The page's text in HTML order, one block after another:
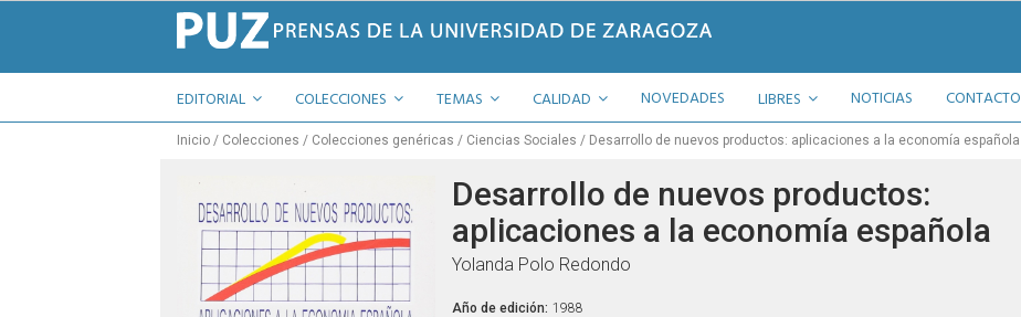
EDITORIAL COLECCIONES TEMAS CALIDAD NOVEDADES LIBRES NOTICIAS CONTACTO
Inicio Colecciones Colecciones genéricas Ciencias Sociales Desarrollo de nuevos productos: aplicaciones a la economía española
Desarrollo de nuevos productos:
aplicaciones a la economía española
Yolanda Polo Redondo
Año de edición: 1988